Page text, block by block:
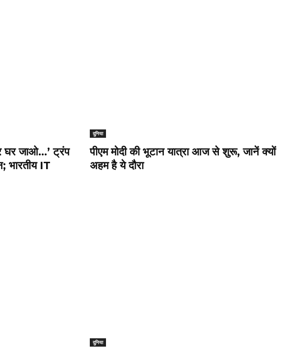
घर जाओ…’ ट्रंप
भारतीय IT
दुनिया
पीएम मोदी की भूटान यात्रा आज से शुरू, जानें क्यों
अहम है ये दौरा
दुनिया